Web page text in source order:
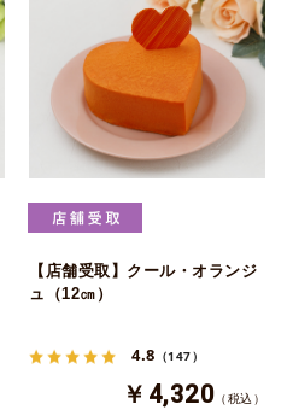
【店舗受取】クール・オランジ
ュ（12㎝）
4.8 （147）
￥4,320 （税込）